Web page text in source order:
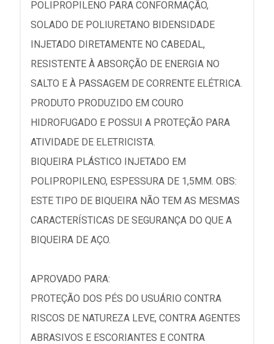
POLIPROPILENO PARA CONFORMAÇÃO,
SOLADO DE POLIURETANO BIDENSIDADE
INJETADO DIRETAMENTE NO CABEDAL,
RESISTENTE À ABSORÇÃO DE ENERGIA NO
SALTO E À PASSAGEM DE CORRENTE ELÉTRICA.
PRODUTO PRODUZIDO EM COURO
HIDROFUGADO E POSSUI A PROTEÇÃO PARA
ATIVIDADE DE ELETRICISTA.
BIQUEIRA PLÁSTICO INJETADO EM
POLIPROPILENO, ESPESSURA DE 1,5MM. OBS:
ESTE TIPO DE BIQUEIRA NÃO TEM AS MESMAS
CARACTERÍSTICAS DE SEGURANÇA DO QUE A
BIQUEIRA DE AÇO.
APROVADO PARA:
PROTEÇÃO DOS PÉS DO USUÁRIO CONTRA
RISCOS DE NATUREZA LEVE, CONTRA AGENTES
ABRASIVOS E ESCORIANTES E CONTRA